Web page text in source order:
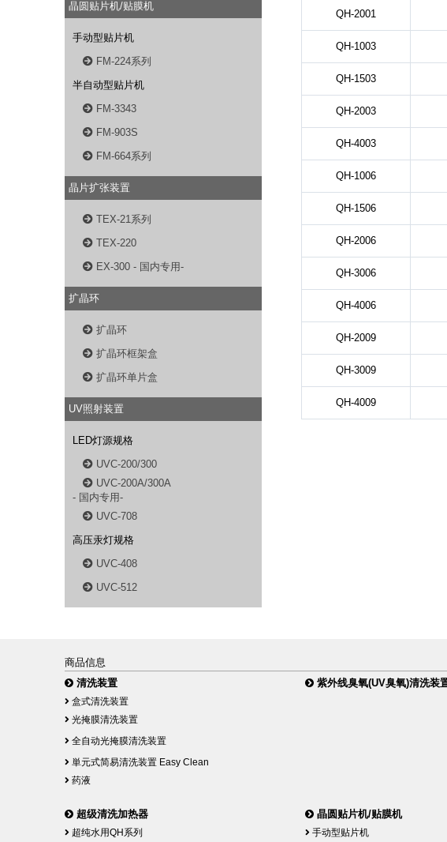
QH-2001
QH-1003
QH-1503
QH-2003
QH-4003
QH-1006
QH-1506
QH-2006
QH-3006
QH-4006
QH-2009
QH-3009
QH-4009
晶圆贴片机/贴膜机
手动型贴片机
FM-224系列
半自动型贴片机
FM-3343
FM-903S
FM-664系列
晶片扩张装置
TEX-21系列
TEX-220
EX-300 - 国内专用-
扩晶环
扩晶环
扩晶环框架盒
扩晶环单片盒
UV照射装置
LED灯源规格
UVC-200/300
UVC-200A/300A
- 国内专用-
UVC-708
高压汞灯规格
UVC-408
UVC-512
商品信息
清洗装置
盒式清洗装置
光掩膜清洗装置
全自动光掩膜清洗装置
単元式简易清洗装置 Easy Clean
药液
紫外线臭氧(UV臭氧)清洗装
超级清洗加热器
超纯水用QH系列
晶圆贴片机/贴膜机
手动型贴片机